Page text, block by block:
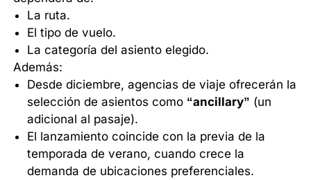
La ruta.
El tipo de vuelo.
La categoría del asiento elegido.
Además:
Desde diciembre, agencias de viaje ofrecerán la
selección de asientos como “ancillary” (un
adicional al pasaje).
El lanzamiento coincide con la previa de la
temporada de verano, cuando crece la
demanda de ubicaciones preferenciales.